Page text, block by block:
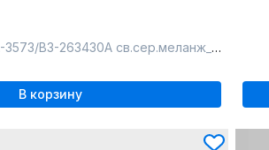
B3-263430A св.сер.меланж_белый_джинсовый_рис.3573
В корзину